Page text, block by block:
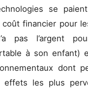
se
coût financier pour
pas l’argent
à son enfant)
dont
effets les plus